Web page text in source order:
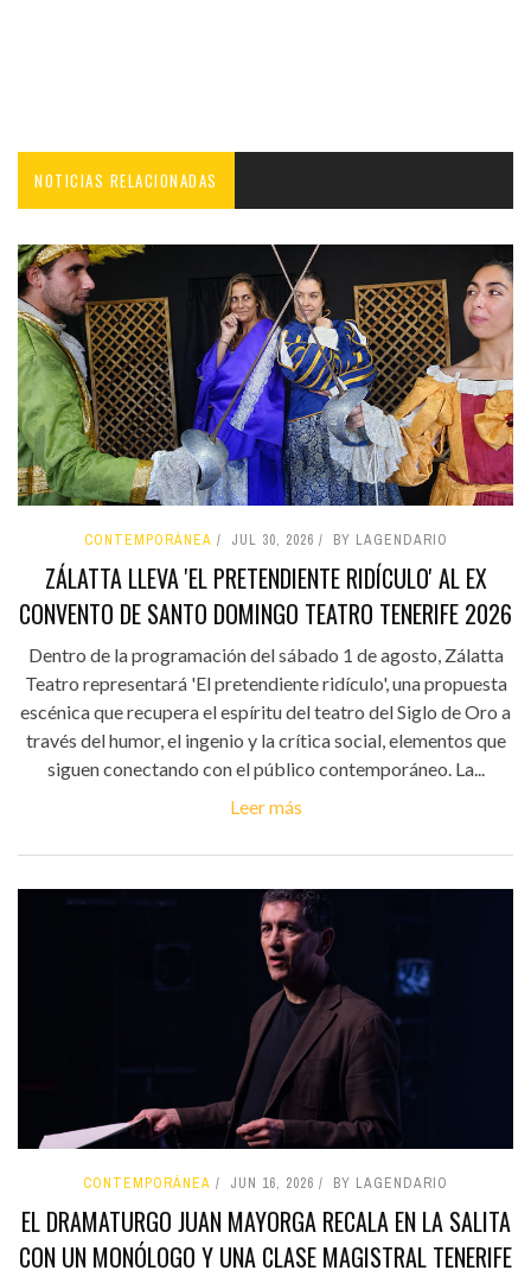
NOTICIAS RELACIONADAS
CONTEMPORÁNEA JUL 30, 2026 BY LAGENDARIO
ZÁLATTA LLEVA 'EL PRETENDIENTE RIDÍCULO' AL EX
CONVENTO DE SANTO DOMINGO TEATRO TENERIFE 2026
Dentro de la programación del sábado 1 de agosto, Zálatta
Teatro representará 'El pretendiente ridículo', una propuesta
escénica que recupera el espíritu del teatro del Siglo de Oro a
través del humor, el ingenio y la crítica social, elementos que
siguen conectando con el público contemporáneo. La...
Leer más
CONTEMPORÁNEA JUN 16, 2026 BY LAGENDARIO
EL DRAMATURGO JUAN MAYORGA RECALA EN LA SALITA
CON UN MONÓLOGO Y UNA CLASE MAGISTRAL TENERIFE